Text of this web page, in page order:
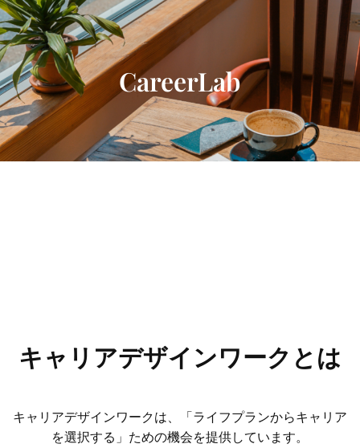
内
容
を
ス
キ
ッ
プ
CareerLab
キャリアデザインワークとは
キャリアデザインワークは、「ライフプランからキャリア
を選択する」ための機会を提供しています。